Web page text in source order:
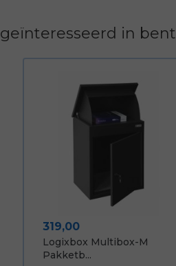
in bent
Prijs
319,00
Logixbox Multibox-M
Pakketb...